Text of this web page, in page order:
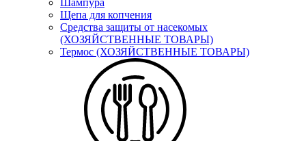
Шампура
Щепа для копчения
Средства защиты от насекомых
(ХОЗЯЙСТВЕННЫЕ ТОВАРЫ)
Термос (ХОЗЯЙСТВЕННЫЕ ТОВАРЫ)